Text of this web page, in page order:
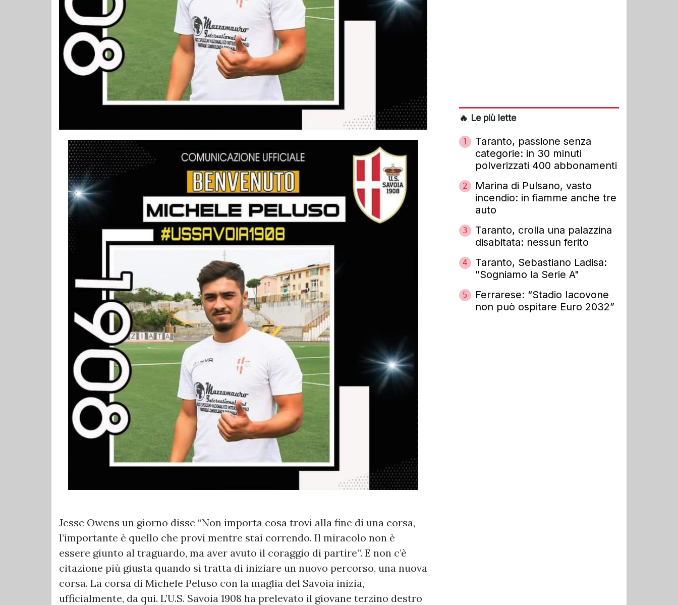
Jesse Owens un giorno disse “Non importa cosa trovi alla fine di una corsa,
l’importante è quello che provi mentre stai correndo. Il miracolo non è
essere giunto al traguardo, ma aver avuto il coraggio di partire”. E non c’è
citazione più giusta quando si tratta di iniziare un nuovo percorso, una nuova
corsa. La corsa di Michele Peluso con la maglia del Savoia inizia,
ufficialmente, da qui. L’U.S. Savoia 1908 ha prelevato il giovane terzino destro
🔥 Le più lette
1
Taranto, passione senza
categorie: in 30 minuti
polverizzati 400 abbonamenti
2
Marina di Pulsano, vasto
incendio: in fiamme anche tre
auto
3
Taranto, crolla una palazzina
disabitata: nessun ferito
4
Taranto, Sebastiano Ladisa:
"Sogniamo la Serie A"
5
Ferrarese: “Stadio Iacovone
non può ospitare Euro 2032”